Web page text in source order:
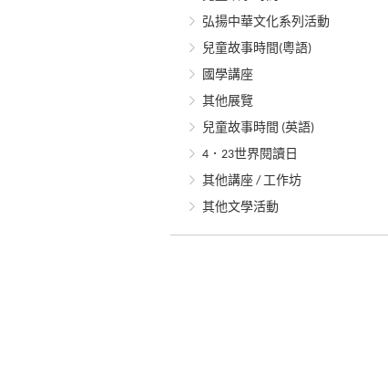
弘揚中華文化系列活動
兒童故事時間(粵語)
國學講座
其他展覽
兒童故事時間 (英語)
4．23世界閱讀日
其他講座 / 工作坊
其他文學活動